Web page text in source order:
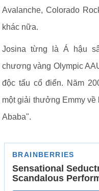
Avalanche, Colorado
khác nữa.
Josina từng là Á hậu
chương vàng Olympic
độc tấu cổ điển. Năm
một giải thưởng Emmy về
Ababa".